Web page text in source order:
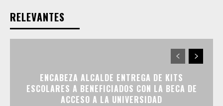
RELEVANTES
ENCABEZA ALCALDE ENTREGA DE KITS
ESCOLARES A BENEFICIADOS CON LA BECA DE
ACCESO A LA UNIVERSIDAD